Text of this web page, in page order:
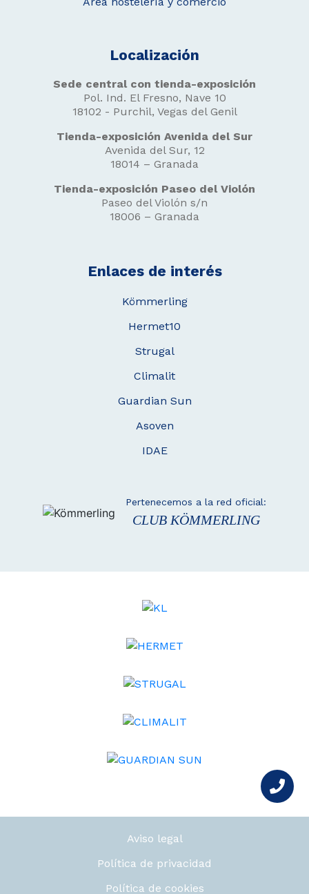
Localización
Sede central con tienda-exposición
Pol. Ind. El Fresno, Nave 10
18102 - Purchil, Vegas del Genil
Tienda-exposición Avenida del Sur
Avenida del Sur, 12
18014 – Granada
Tienda-exposición Paseo del Violón
Paseo del Violón s/n
18006 – Granada
Enlaces de interés
Kömmerling
Hermet10
Strugal
Climalit
Guardian Sun
Asoven
IDAE
Pertenecemos a la red oficial:
CLUB KÖMMERLING
Aviso legal
Política de privacidad
Política de cookies